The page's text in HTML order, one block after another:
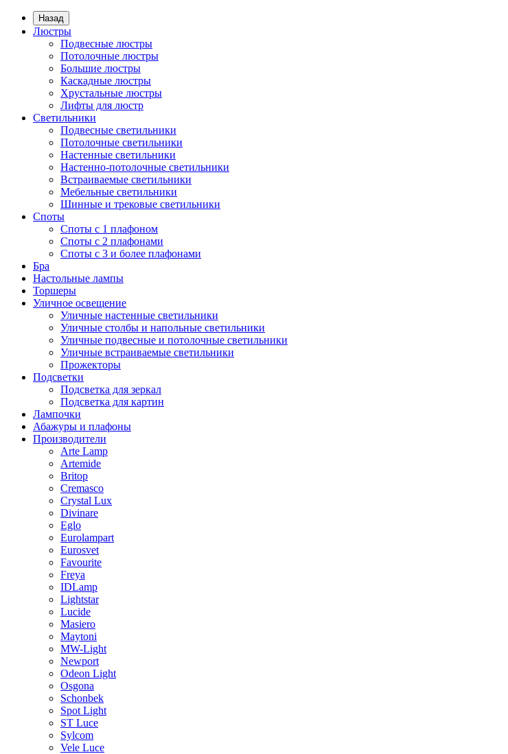
Назад
Люстры
Подвесные люстры
Потолочные люстры
Большие люстры
Каскадные люстры
Хрустальные люстры
Лифты для люстр
Светильники
Подвесные светильники
Потолочные светильники
Настенные светильники
Настенно-потолочные светильники
Встраиваемые светильники
Мебельные светильники
Шинные и трековые светильники
Споты
Споты с 1 плафоном
Споты с 2 плафонами
Споты с 3 и более плафонами
Бра
Настольные лампы
Торшеры
Уличное освещение
Уличные настенные светильники
Уличные столбы и напольные светильники
Уличные подвесные и потолочные светильники
Уличные встраиваемые светильники
Прожекторы
Подсветки
Подсветка для зеркал
Подсветка для картин
Лампочки
Абажуры и плафоны
Производители
Arte Lamp
Artemide
Britop
Cremasco
Crystal Lux
Divinare
Eglo
Eurolampart
Eurosvet
Favourite
Freya
IDLamp
Lightstar
Lucide
Masiero
Maytoni
MW-Light
Newport
Odeon Light
Osgona
Schonbek
Spot Light
ST Luce
Sylcom
Vele Luce